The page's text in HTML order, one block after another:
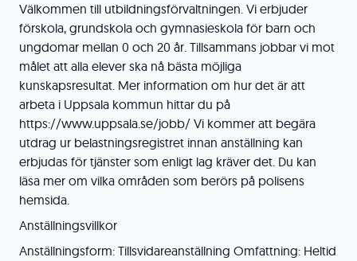
Välkommen till utbildningsförvaltningen. Vi erbjuder
förskola, grundskola och gymnasieskola för barn och
ungdomar mellan 0 och 20 år. Tillsammans jobbar vi mot
målet att alla elever ska nå bästa möjliga
kunskapsresultat. Mer information om hur det är att
arbeta i Uppsala kommun hittar du på
https://www.uppsala.se/jobb/ Vi kommer att begära
utdrag ur belastningsregistret innan anställning kan
erbjudas för tjänster som enligt lag kräver det. Du kan
läsa mer om vilka områden som berörs på polisens
hemsida.
Anställningsvillkor
Anställningsform: Tillsvidareanställning Omfattning: Heltid